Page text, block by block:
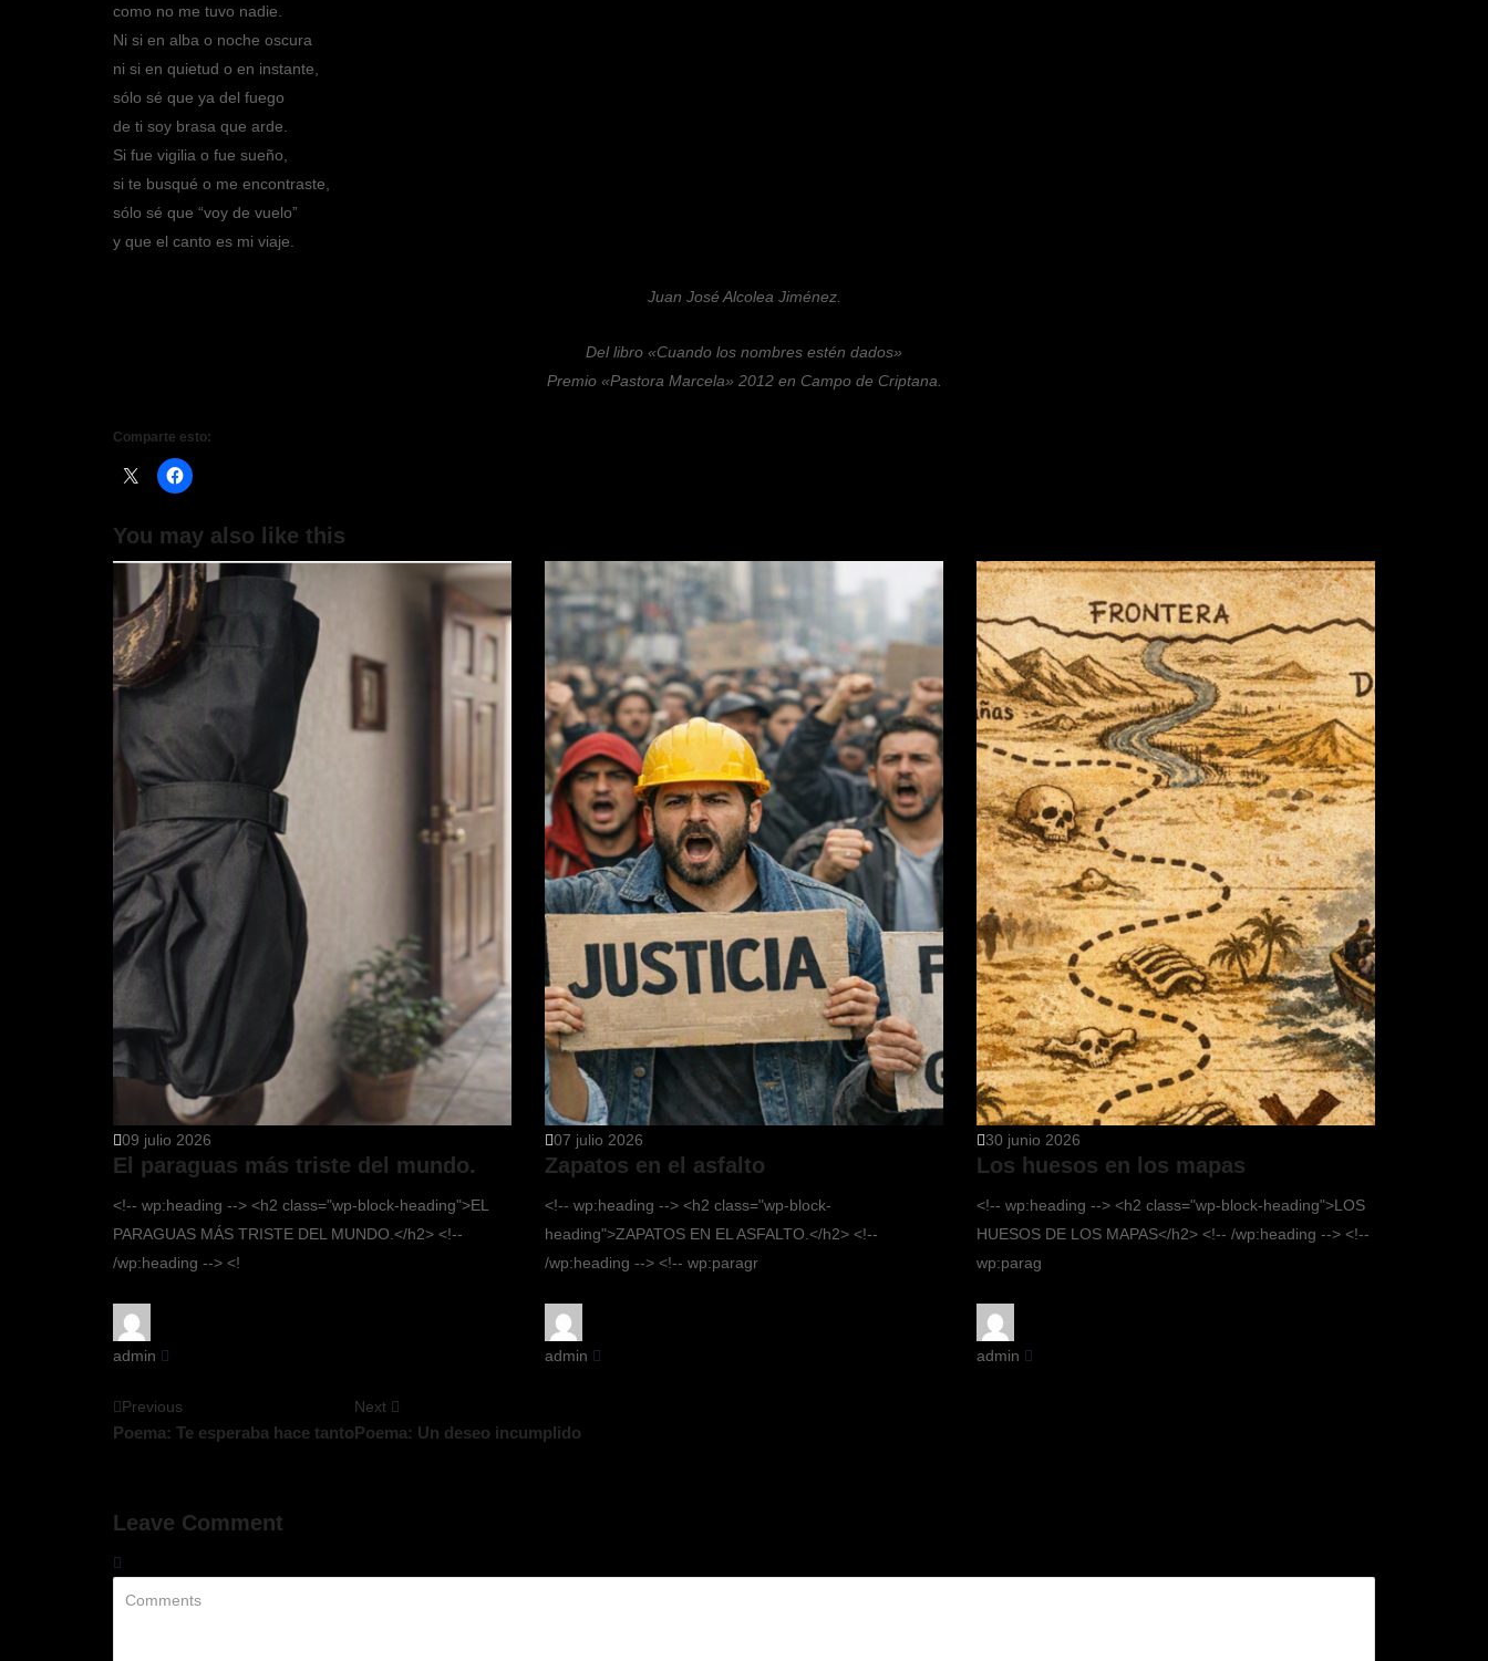
como no me tuvo nadie.
Ni si en alba o noche oscura
ni si en quietud o en instante,
sólo sé que ya del fuego
de ti soy brasa que arde.
Si fue vigilia o fue sueño,
si te busqué o me encontraste,
sólo sé que “voy de vuelo”
y que el canto es mi viaje.
Juan José Alcolea Jiménez.
Del libro «Cuando los nombres estén dados»
Premio «Pastora Marcela» 2012 en Campo de Criptana.
Comparte esto:
You may also like this
09 julio 2026
El paraguas más triste del mundo.
<!-- wp:heading --> <h2 class="wp-block-heading">EL
PARAGUAS MÁS TRISTE DEL MUNDO.</h2> <!--
/wp:heading --> <!
admin
07 julio 2026
Zapatos en el asfalto
<!-- wp:heading --> <h2 class="wp-block-
heading">ZAPATOS EN EL ASFALTO.</h2> <!--
/wp:heading --> <!-- wp:paragr
admin
30 junio 2026
Los huesos en los mapas
<!-- wp:heading --> <h2 class="wp-block-heading">LOS
HUESOS DE LOS MAPAS</h2> <!-- /wp:heading --> <!--
wp:parag
admin
Previous
Poema: Te esperaba hace tanto
Next
Poema: Un deseo incumplido
Leave Comment